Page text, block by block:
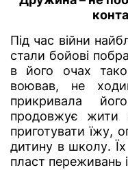
Під час війни
стали бойові
в його очах
воював, не
прикривала
продовжує жити
приготувати їжу,
дитину в школу.
пласт переживань